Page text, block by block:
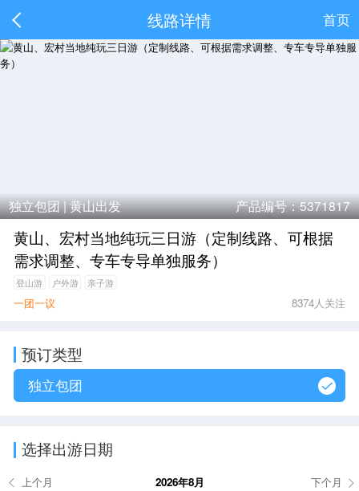
线路详情 首页
独立包团 |黄山出发 产品编号：5371817
黄山、宏村当地纯玩三日游（定制线路、可根据
需求调整、专车专导单独服务）
登山游 户外游 亲子游
一团一议 8374人关注
预订类型
独立包团
选择出游日期
2026年8月